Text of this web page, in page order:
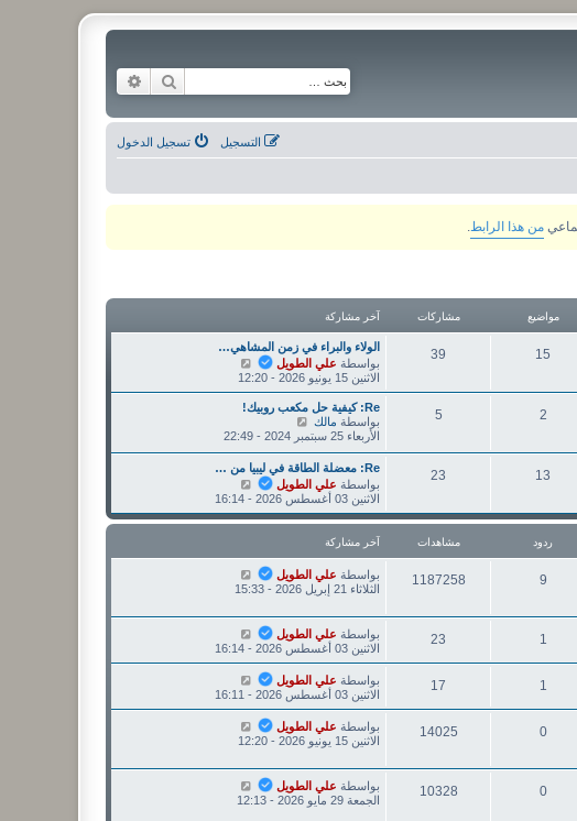
بحث
تسجيل الدخول التسجيل
من هذا الرابط
مواضيع مشاركات آخر مشاركة
15
39
الولاء والبراء في زمن المشاهي…
بواسطة علي الطويل
ا
ه
خ
ش
ر
ك
الاثنين 15 يونيو 2026 - 12:20
2
5
Re: كيفية حل مكعب روبيك!
بواسطة مالك
د
خ
ر
م
ك
ة
الأربعاء 25 سبتمبر 2024 - 22:49
13
23
Re: معضلة الطاقة في ليبيا من …
بواسطة علي الطويل
ا
ه
د
م
ش
ة
الاثنين 03 أغسطس 2026 - 16:14
ردود مشاهدات آخر مشاركة
9
1187258 بواسطة علي الطويل
الثلاثاء 21 إبريل 2026 - 15:33
1
23 بواسطة علي الطويل
الاثنين 03 أغسطس 2026 - 16:14
1
17 بواسطة علي الطويل
الاثنين 03 أغسطس 2026 - 16:11
0
14025 بواسطة علي الطويل
الاثنين 15 يونيو 2026 - 12:20
0
10328 بواسطة علي الطويل
الجمعة 29 مايو 2026 - 12:13